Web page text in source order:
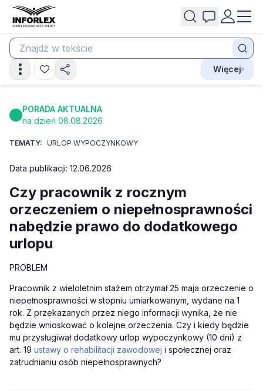
Więcej
PORADA AKTUALNA
na dzień 08.08.2026
TEMATY: URLOP WYPOCZYNKOWY
Data publikacji: 12.06.2026
Czy pracownik z rocznym
orzeczeniem o niepełnosprawności
nabędzie prawo do dodatkowego
urlopu
PROBLEM
Pracownik z wieloletnim stażem otrzymał 25 maja orzeczenie o
niepełnosprawności w stopniu umiarkowanym, wydane na 1
rok. Z przekazanych przez niego informacji wynika, że nie
będzie wnioskować o kolejne orzeczenia. Czy i kiedy będzie
mu przysługiwał dodatkowy urlop wypoczynkowy (10 dni) z
art. 19 ustawy o rehabilitacji zawodowej i społecznej oraz
zatrudnianiu osób niepełnosprawnych?